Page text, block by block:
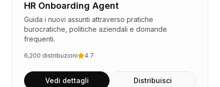
HR Onboarding Agent
Guida i nuovi assunti attraverso pratiche
burocratiche, politiche aziendali e domande
frequenti.
6,200 distribuzioni 4.7
Vedi dettagli Distribuisci